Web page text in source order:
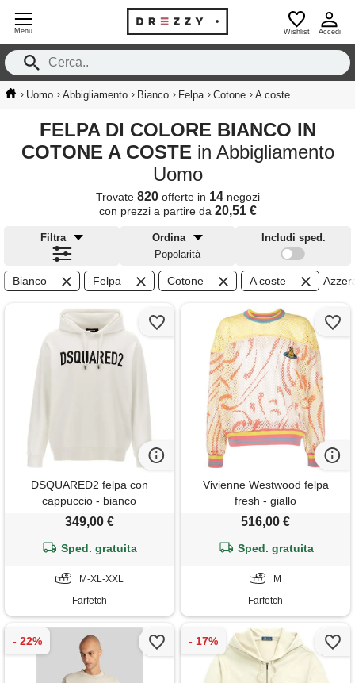
Menu Wishlist Accedi
› Uomo › Abbigliamento › Bianco › Felpa › Cotone › A coste
FELPA DI COLORE BIANCO IN
COTONE A COSTE in Abbigliamento
Uomo
Trovate 820offerte in 14negozi
con prezzi a partire da 20,51 €
Filtra
Ordina
Popolarità
Includi sped.
Bianco Felpa Cotone A coste
DSQUARED2 felpa con
cappuccio - bianco
349,00 €
Sped. gratuita
M-XL-XXL
Farfetch
Vivienne Westwood felpa
fresh - giallo
516,00 €
Sped. gratuita
M
Farfetch